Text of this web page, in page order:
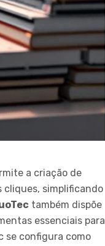
a criação de
cliques, simplificando
também dispõe
essenciais para
se configura como